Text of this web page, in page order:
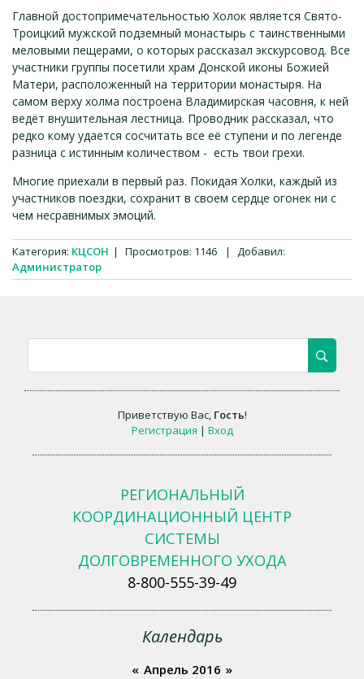
Главной достопримечательностью Холок является Свято-
Троицкий мужской подземный монастырь с таинственными
меловыми пещерами, о которых рассказал экскурсовод. Все
участники группы посетили храм Донской иконы Божией
Матери, расположенный на территории монастыря. На
самом верху холма построена Владимирская часовня, к ней
ведёт внушительная лестница. Проводник рассказал, что
редко кому удается сосчитать все её ступени и по легенде
разница с истинным количеством - есть твои грехи.
Многие приехали в первый раз. Покидая Холки, каждый из
участников поездки, сохранит в своем сердце огонек ни с
чем несравнимых эмоций.
Категория: КЦСОН | Просмотров: 1146 | Добавил:
Администратор
Приветствую Вас, Гость!
Регистрация | Вход
РЕГИОНАЛЬНЫЙ
КООРДИНАЦИОННЫЙ ЦЕНТР
СИСТЕМЫ
ДОЛГОВРЕМЕННОГО УХОДА
8-800-555-39-49
Календарь
« Апрель 2016 »